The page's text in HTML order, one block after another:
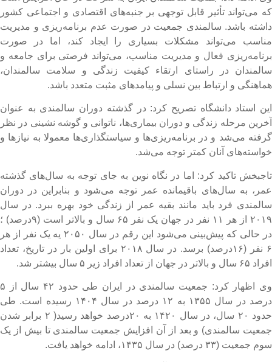
می‌تواند تأثیر قابل توجهی بر جنبه‌های اقتصادی و اجتماعی کشور
باشد. سالمندی جمعیت در صورت عدم برنامه‌ریزی و مدیریت
می‌تواند مشکلات بسیاری را ایجاد کند، اما در صورت
فعال و مدیریت مناسب، می‌تواند فرصتی برای جامعه و
در راستای ارتقاء کیفیت زندگی و سلامت سالمندان،
و ارتباط بین نسلی و پیامدهای مثبت متعدد باشد.
استاد دانشگاه تصریح کرد: در گذشته دوران سالمندی به عنوان
مرحله زندگی و دوران بیماری‌ها، ناتوانی و گوشه نشینی در نظر
می‌شد و در برنامه‌ریزی‌ها و سیاستگذاری‌ها معمولا به نیازها و
آنان کمتر توجه می‌شد.
تاکید کرد: اما در نگاه نوین به جای توجه به سال‌های گذشته
به سال‌های باقیمانده عمر توجه می‌شود و بنابراین در دوران
فرد باید مانند بقیه عمر از زندگی خود بهره ببرد. در سال
۲۰۱۹ از هر ۱۱ نفر در جهان یک نفر ۶۵ سال و بالاتر است (۹درصد) ؛
در حالی که پیش‌بینی می‌شود این رقم در سال ۲۰۵۰ یه یک نفر از هر
۶ نفر (۱۶درصد) برسد. در سال ۲۰۱۸ برای اولین بار در تاریخ، تعداد
و بالاتر در جهان از تعداد افراد زیر ۵ سال بیشتر شد.
وی اظهار کرد: جمعیت سالمندی در ایران طی حدود ۴۲ سال از ۵
درصد در سال ۱۳۵۵ به ۱۲ درصد در سال ۱۴۰۴ رسیده است. طی
حدود ۲۰ سال، در سال ۱۴۲۰ به ۲۰درصد خواهد رسید( ۲ برابر شدن
سالمندی) و بعد از آن افزایش جمعیت سالمندی تا بیش از یک
جمعیت (۳۳ درصد) در سال ۱۴۳۵، ادامه خواهد یافت.